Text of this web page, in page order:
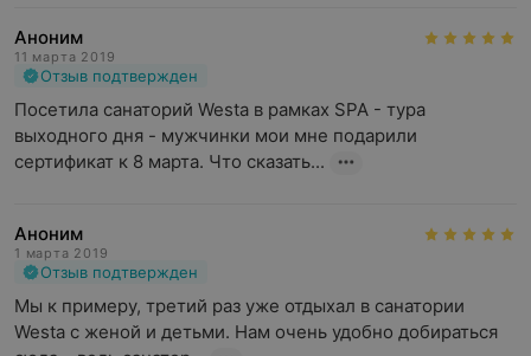
Аноним
11 марта 2019
Отзыв подтвержден
Посетила санаторий Westa в рамках SPA - тура
выходного дня - мужчинки мои мне подарили
сертификат к 8 марта. Что сказать...
Аноним
1 марта 2019
Отзыв подтвержден
Мы к примеру, третий раз уже отдыхал в санатории
Westa с женой и детьми. Нам очень удобно добираться